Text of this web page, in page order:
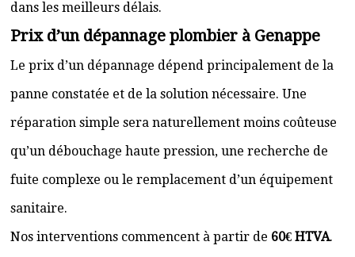
dans les meilleurs délais.
Prix d’un dépannage plombier à Genappe
Le prix d’un dépannage dépend principalement de la
panne constatée et de la solution nécessaire. Une
réparation simple sera naturellement moins coûteuse
qu’un débouchage haute pression, une recherche de
fuite complexe ou le remplacement d’un équipement
sanitaire.
Nos interventions commencent à partir de 60€ HTVA.